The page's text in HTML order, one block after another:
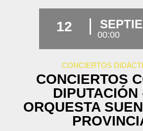
12
00:00
CONCIERTOS
CONCIERTOS
DIPUTACIÓN
ORQUESTA